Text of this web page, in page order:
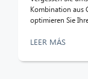
Kombination aus
optimieren Sie
LEER MÁS